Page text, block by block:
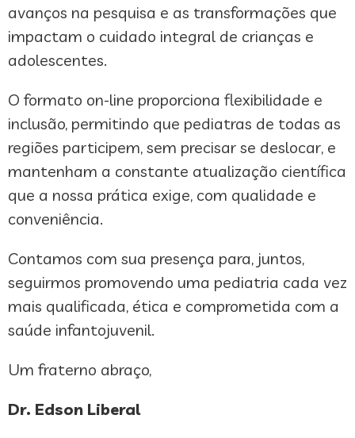
avanços na pesquisa e as transformações que
impactam o cuidado integral de crianças e
adolescentes.
O formato on-line proporciona flexibilidade e
inclusão, permitindo que pediatras de todas as
regiões participem, sem precisar se deslocar, e
mantenham a constante atualização científica
que a nossa prática exige, com qualidade e
conveniência.
Contamos com sua presença para, juntos,
seguirmos promovendo uma pediatria cada vez
mais qualificada, ética e comprometida com a
saúde infantojuvenil.
Um fraterno abraço,
Dr. Edson Liberal